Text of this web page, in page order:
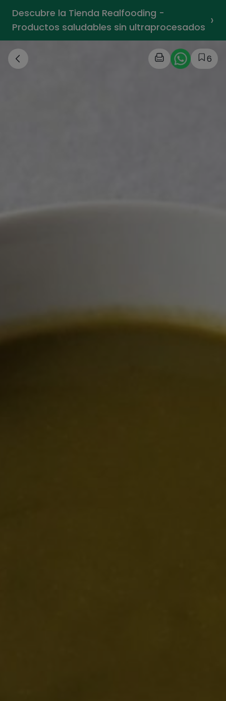
Descubre la Tienda Realfooding -
Productos saludables sin ultraprocesados ›
6